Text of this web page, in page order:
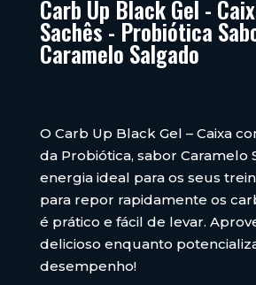
Carb Up Black Gel -
Sachês - Probiótica
Caramelo Salgado
O Carb Up Black Gel – Caixa
da Probiótica, sabor Caramelo
energia ideal para os seus
para repor rapidamente os
é prático e fácil de levar.
delicioso enquanto
desempenho!